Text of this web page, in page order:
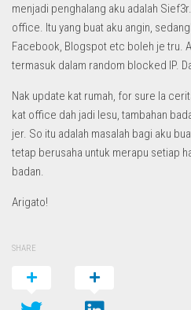
menjadi penghalang aku adalah
office. Itu yang buat aku angin,
Facebook, Blogspot etc boleh je tru.
termasuk dalam random blocked IP.
Nak update kat rumah, for sure la
kat office dah jadi lesu, tambahan
jer. So itu adalah masalah bagi aku
tetap berusaha untuk merapu setiap
badan.
Arigato!
SHARE